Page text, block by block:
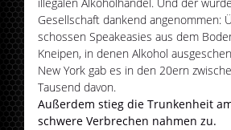
illegalen Alkoholhandel. Und der
Gesellschaft dankend angenommen:
schossen Speakeasies aus dem
Kneipen, in denen Alkohol
New York gab es in den 20ern
Tausend davon.
Außerdem stieg die Trunkenheit
schwere Verbrechen nahmen zu.